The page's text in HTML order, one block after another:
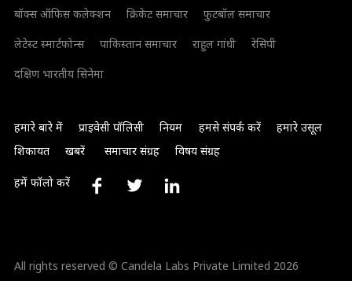
बॉक्स ऑफिस कलेक्शन
क्रिकेट समाचार
फुटबॉल समाचार
लेटेस्ट स्मार्टफोन्स
पाकिस्तान समाचार राहुल गांधी
रेसिपी
दक्षिण भारतीय सिनेमा
हमारे बारे में प्राइवेसी पॉलिसी नियम हमसे संपर्क करें
हमारे उसूल
शिकायत
खबरें समाचार संग्रह विषय संग्रह
हमें फॉलो करें
All rights reserved © Candela Labs Private Limited 2026